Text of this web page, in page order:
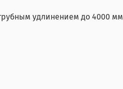
удлинением до 4000 мм